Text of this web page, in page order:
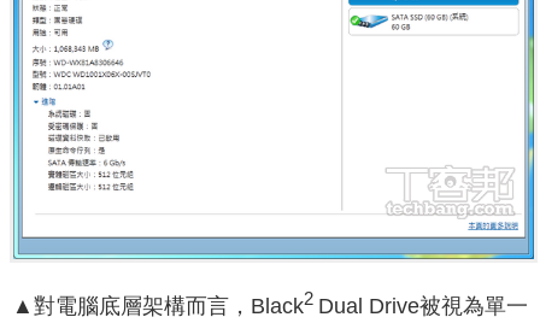
▲ 對電腦底層架構而言，Black2 Dual Drive被視為單一